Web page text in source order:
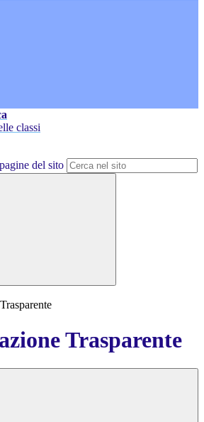
classi
del sito
Trasparente